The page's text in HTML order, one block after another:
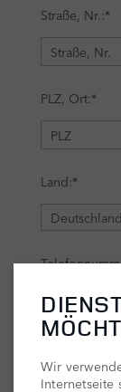
Wir
Internetseite